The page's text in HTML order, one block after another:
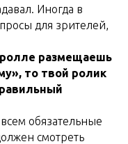
Иногда в
для зрителей,
размещаешь
то твой ролик
обязательные
смотреть